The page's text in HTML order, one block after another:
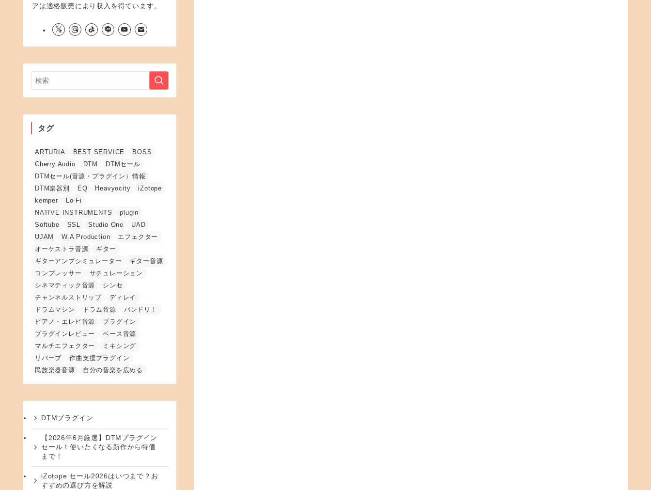
アは適格販売により収入を得ています。
タグ
ARTURIA BEST SERVICE
BOSS
Cherry Audio
DTM
DTMセール
DTMセール(音源・プラグイン）情報
DTM楽器別
EQ Heavyocity
iZotope
kemper
Lo-Fi
NATIVE INSTRUMENTS
plugin
Softube
SSL Studio One
UAD
UJAM
W.A Production
エフェクター
オーケストラ音源
ギター
ギターアンプシミュレーター
ギター音源
コンプレッサー
サチュレーション
シネマティック音源
シンセ
チャンネルストリップ
ディレイ
ドラムマシン
ドラム音源
バンドリ！
ピアノ・エレピ音源
プラグイン
プラグインレビュー
ベース音源
マルチエフェクター
ミキシング
リバーブ
作曲支援プラグイン
民族楽器音源
自分の音楽を広める
DTMプラグイン
【2026年6月厳選】DTMプラグイン
セール！使いたくなる新作から特価
まで！
iZotope セール2026はいつまで？お
すすめの選び方を解説